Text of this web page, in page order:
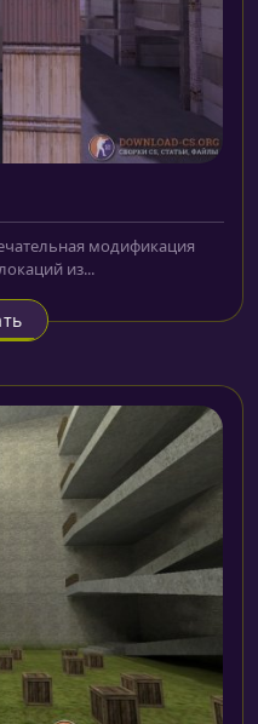
модификация
из...